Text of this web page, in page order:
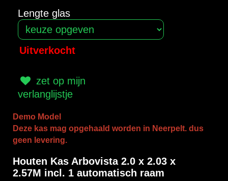
Lengte glas
Uitverkocht
zet op mijn
verlanglijstje
Demo Model
Deze kas mag opgehaald worden in Neerpelt. dus
geen levering.
Houten Kas Arbovista 2.0 x 2.03 x
2.57M incl. 1 automatisch raam